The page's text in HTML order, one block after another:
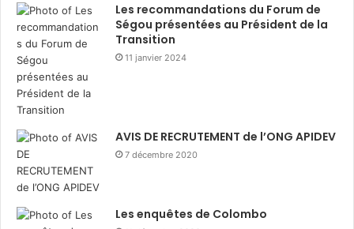
Les recommandations du Forum de
Ségou présentées au Président de la
Transition
11 janvier 2024
AVIS DE RECRUTEMENT de l’ONG APIDEV
7 décembre 2020
Les enquêtes de Colombo